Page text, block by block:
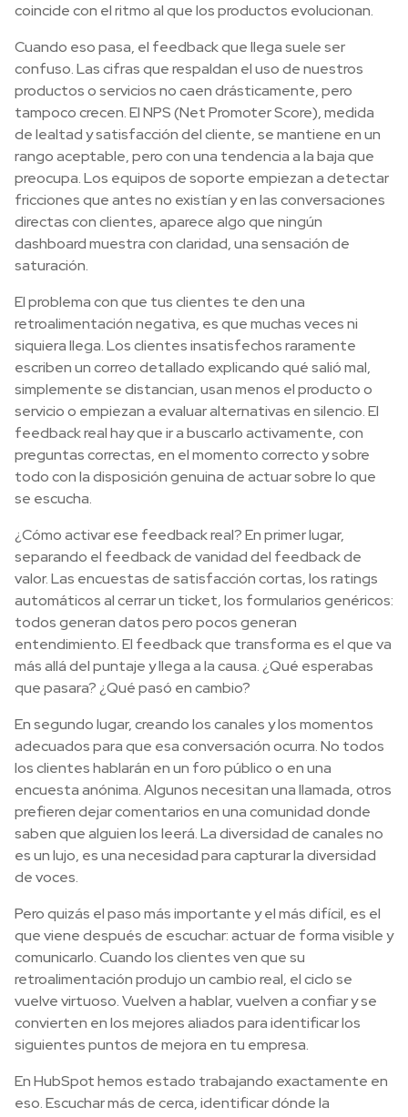
coincide con el ritmo al que los productos evolucionan.
Cuando eso pasa, el feedback que llega suele ser
confuso. Las cifras que respaldan el uso de nuestros
productos o servicios no caen drásticamente, pero
tampoco crecen. El NPS (Net Promoter Score), medida
de lealtad y satisfacción del cliente, se mantiene en un
rango aceptable, pero con una tendencia a la baja que
preocupa. Los equipos de soporte empiezan a detectar
fricciones que antes no existían y en las conversaciones
directas con clientes, aparece algo que ningún
dashboard muestra con claridad, una sensación de
saturación.
El problema con que tus clientes te den una
retroalimentación negativa, es que muchas veces ni
siquiera llega. Los clientes insatisfechos raramente
escriben un correo detallado explicando qué salió mal,
simplemente se distancian, usan menos el producto o
servicio o empiezan a evaluar alternativas en silencio. El
feedback real hay que ir a buscarlo activamente, con
preguntas correctas, en el momento correcto y sobre
todo con la disposición genuina de actuar sobre lo que
se escucha.
¿Cómo activar ese feedback real? En primer lugar,
separando el feedback de vanidad del feedback de
valor. Las encuestas de satisfacción cortas, los ratings
automáticos al cerrar un ticket, los formularios genéricos:
todos generan datos pero pocos generan
entendimiento. El feedback que transforma es el que va
más allá del puntaje y llega a la causa. ¿Qué esperabas
que pasara? ¿Qué pasó en cambio?
En segundo lugar, creando los canales y los momentos
adecuados para que esa conversación ocurra. No todos
los clientes hablarán en un foro público o en una
encuesta anónima. Algunos necesitan una llamada, otros
prefieren dejar comentarios en una comunidad donde
saben que alguien los leerá. La diversidad de canales no
es un lujo, es una necesidad para capturar la diversidad
de voces.
Pero quizás el paso más importante y el más difícil, es el
que viene después de escuchar: actuar de forma visible y
comunicarlo. Cuando los clientes ven que su
retroalimentación produjo un cambio real, el ciclo se
vuelve virtuoso. Vuelven a hablar, vuelven a confiar y se
convierten en los mejores aliados para identificar los
siguientes puntos de mejora en tu empresa.
En HubSpot hemos estado trabajando exactamente en
eso. Escuchar más de cerca, identificar dónde la